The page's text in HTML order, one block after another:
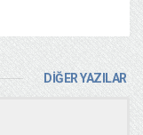
DİĞER YAZILAR